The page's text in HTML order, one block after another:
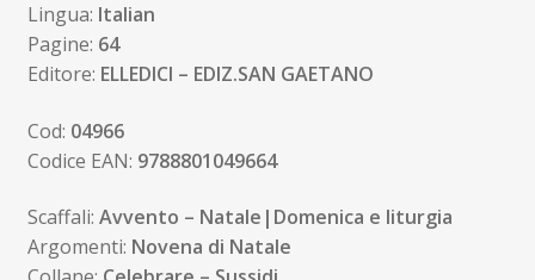
Lingua: Italian
Pagine: 64
Editore: ELLEDICI – EDIZ.SAN GAETANO
Cod: 04966
Codice EAN: 9788801049664
Scaffali: Avvento – Natale|Domenica e liturgia
Argomenti: Novena di Natale